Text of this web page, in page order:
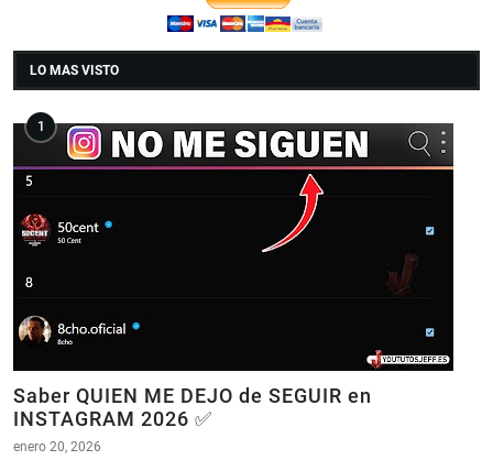
LO MAS VISTO
Saber QUIEN ME DEJO de SEGUIR en
INSTAGRAM 2026 ✅
enero 20, 2026